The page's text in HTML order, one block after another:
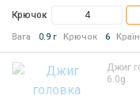
Крючок
4
Вага 0.9 г Крючок 6
Джиг
6.0g